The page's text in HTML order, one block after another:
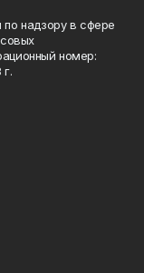
надзору в сфере
номер: